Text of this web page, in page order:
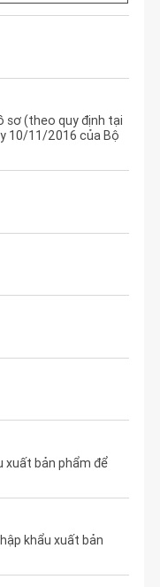
sơ (theo quy định tại
10/11/2016 của Bộ
xuất bản phẩm để
khẩu xuất bản